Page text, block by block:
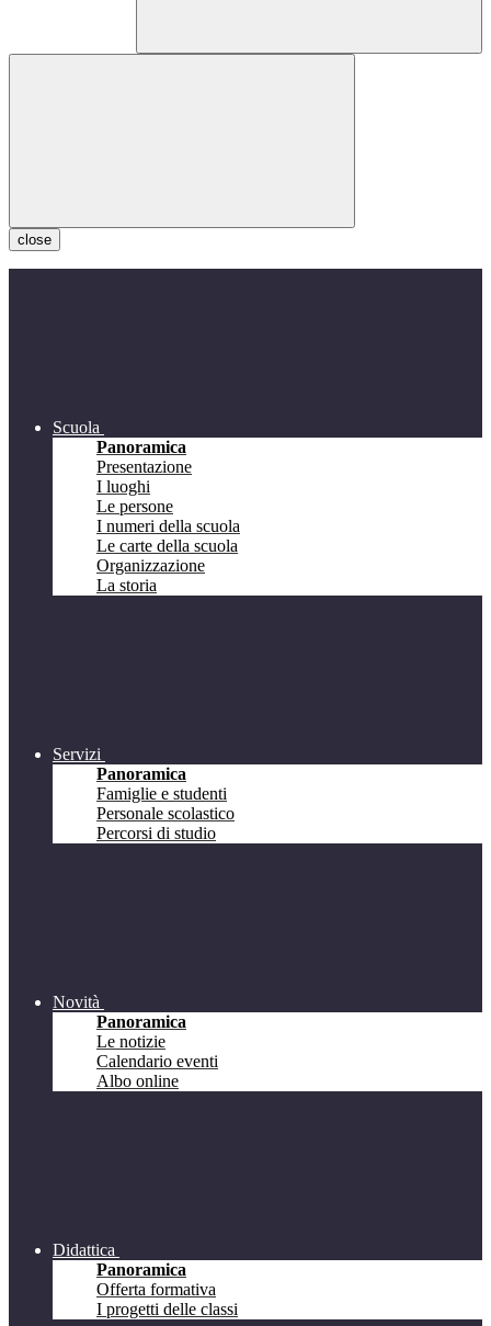
close
Scuola
Panoramica
Presentazione
I luoghi
Le persone
I numeri della scuola
Le carte della scuola
Organizzazione
La storia
Servizi
Panoramica
Famiglie e studenti
Personale scolastico
Percorsi di studio
Novità
Panoramica
Le notizie
Calendario eventi
Albo online
Didattica
Panoramica
Offerta formativa
I progetti delle classi